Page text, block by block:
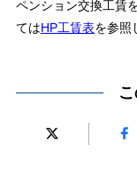
ペンション交換工賃
てはHP工賃表を参照